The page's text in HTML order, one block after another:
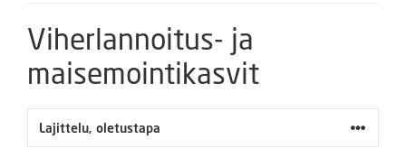
Viherlannoitus- ja
maisemointikasvit